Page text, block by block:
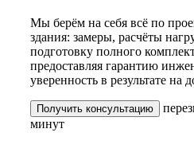
Мы берём на себя всё по
здания: замеры, расчёты
подготовку полного
предоставляя гарантию
уверенность в результате на
Получить консультацию
минут